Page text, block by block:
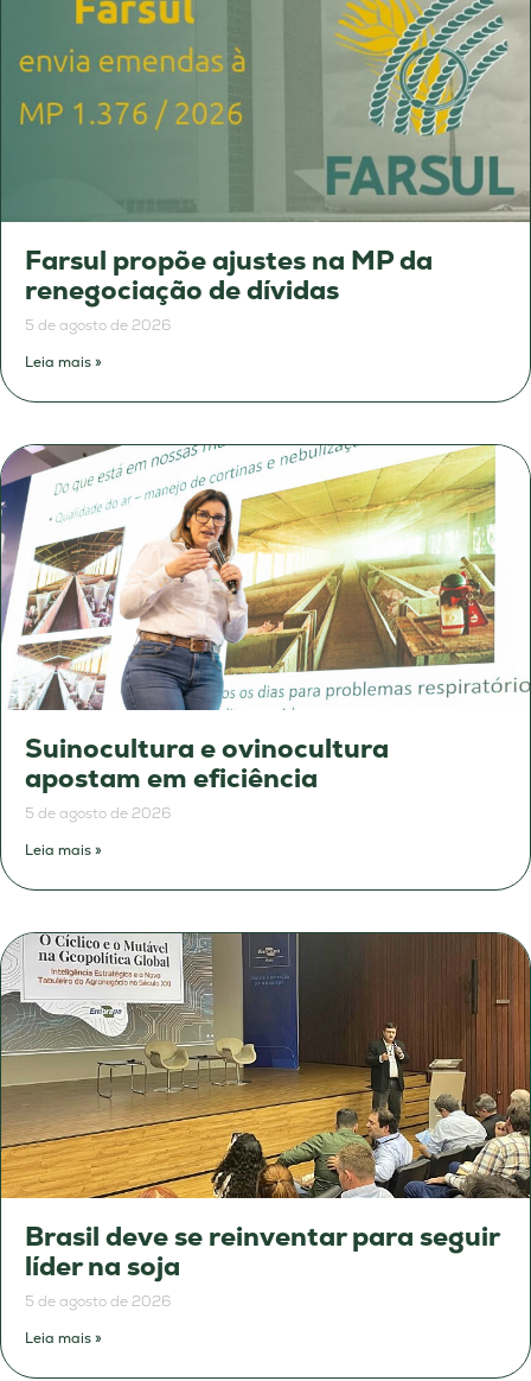
Farsul propõe ajustes na MP da
renegociação de dívidas
5 de agosto de 2026
Leia mais »
Suinocultura e ovinocultura
apostam em eficiência
5 de agosto de 2026
Leia mais »
Brasil deve se reinventar para seguir
líder na soja
5 de agosto de 2026
Leia mais »